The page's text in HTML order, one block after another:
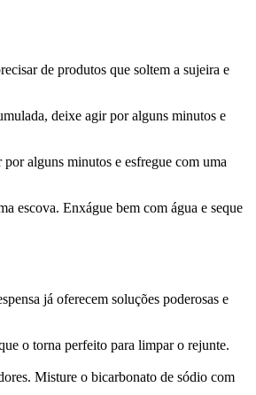
de produtos que soltem a sujeira e
deixe agir por alguns minutos e
alguns minutos e esfregue com uma
escova. Enxágue bem com água e seque
já oferecem soluções poderosas e
o torna perfeito para limpar o rejunte.
Misture o bicarbonato de sódio com